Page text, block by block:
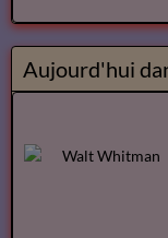
Aujourd'hui